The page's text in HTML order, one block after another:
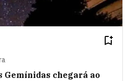
Gemínidas chegará ao